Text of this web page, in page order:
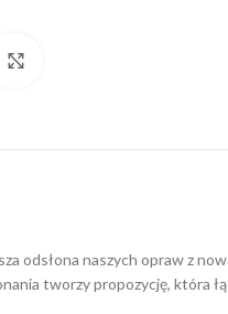
odsłona naszych opraw z
tworzy propozycję, która